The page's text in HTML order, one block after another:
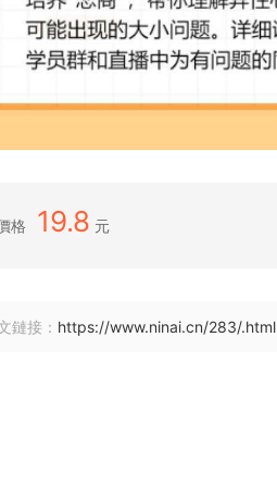
格 19.8 元
鏈接： https://www.ninai.cn/283/.html